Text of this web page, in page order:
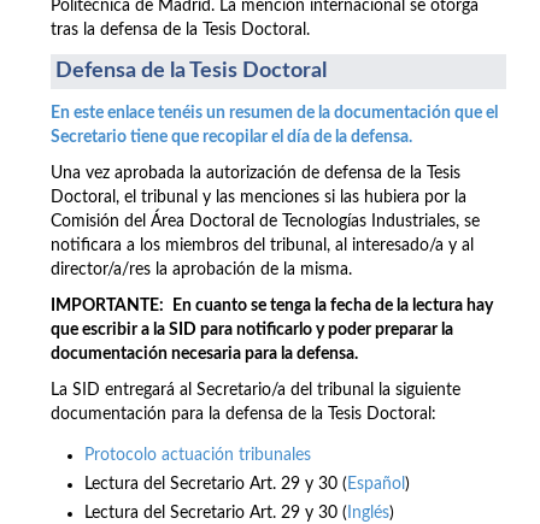
Politécnica de Madrid. La mención internacional se otorga
tras la defensa de la Tesis Doctoral.
Defensa de la Tesis Doctoral
En este enlace tenéis un resumen de la documentación que el
Secretario tiene que recopilar el día de la defensa.
Una vez aprobada la autorización de defensa de la Tesis
Doctoral, el tribunal y las menciones si las hubiera por la
Comisión del Área Doctoral de Tecnologías Industriales, se
notificara a los miembros del tribunal, al interesado/a y al
director/a/res la aprobación de la misma.
IMPORTANTE:
En cuanto se tenga la fecha de la lectura hay
que escribir a la SID para notificarlo y poder preparar la
documentación necesaria para la defensa.
La SID entregará al Secretario/a del tribunal la siguiente
documentación para la defensa de la Tesis Doctoral:
Protocolo actuación tribunales
Lectura del Secretario Art. 29 y 30 ( Español )
Lectura del Secretario Art. 29 y 30 ( Inglés)